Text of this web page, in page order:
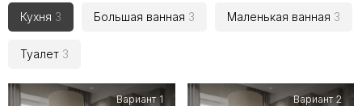
Кухня 3 Большая ванная 3 Маленькая ванная 3
Туалет 3
Вариант 1 Вариант 2